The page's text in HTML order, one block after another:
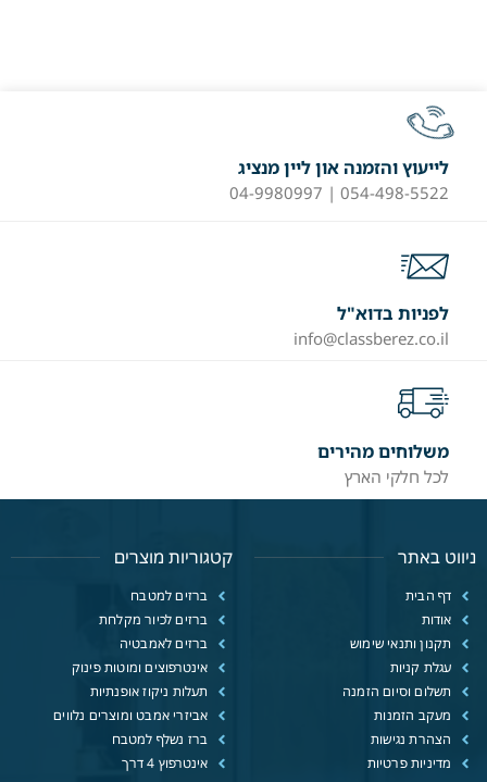
לייעוץ והזמנה און ליין מנציג
054-498-5522 | 04-9980997
לפניות בדוא"ל
info@classberez.co.il
משלוחים מהירים
לכל חלקי הארץ
ניווט באתר
דף הבית
אודות
תקנון ותנאי שימוש
עגלת קניות
תשלום וסיום הזמנה
מעקב הזמנות
הצהרת נגישות
מדיניות פרטיות
קטגוריות מוצרים
ברזים למטבח
ברזים לכיור מקלחת
ברזים לאמבטיה
אינטרפוצים ומוטות פינוק
תעלות ניקוז אופנתיות
אביזרי אמבט ומוצרים נלווים
ברז נשלף למטבח
אינטרפוץ 4 דרך